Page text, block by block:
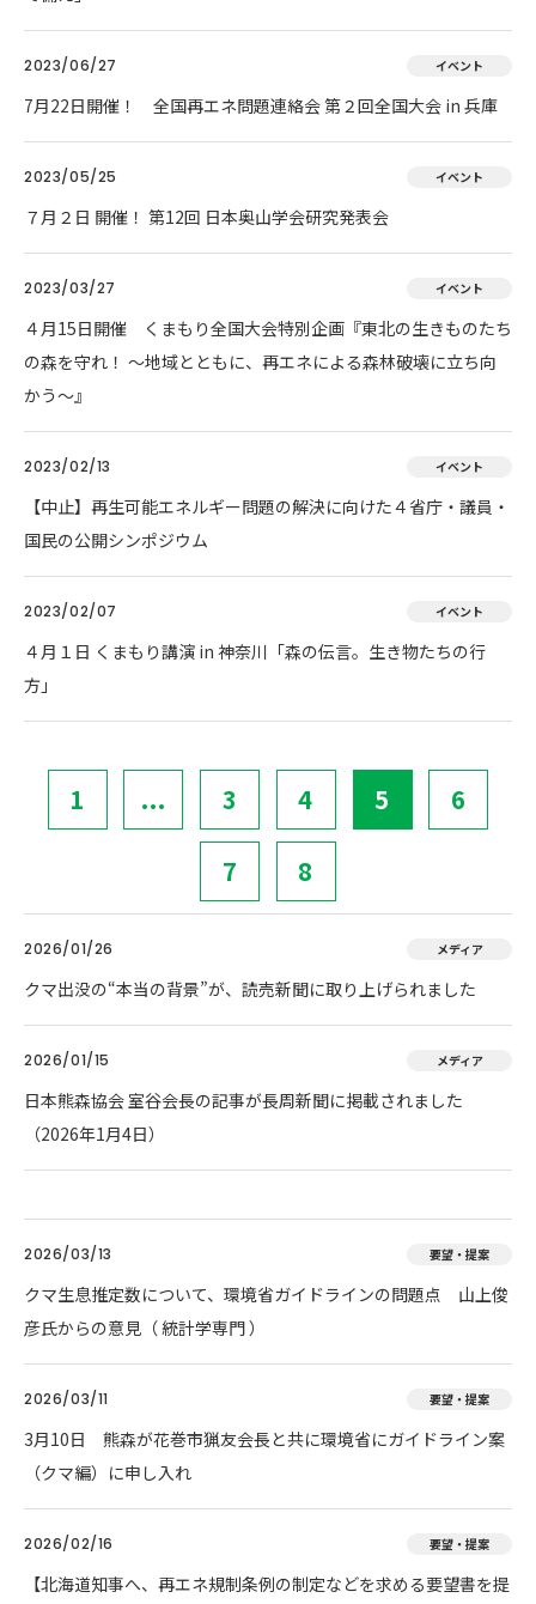
2023/06/27 イベント
7月22日開催！ 全国再エネ問題連絡会 第２回全国大会 in 兵庫
2023/05/25 イベント
７月２日 開催！ 第12回 日本奥山学会研究発表会
2023/03/27 イベント
４月15日開催 くまもり全国大会特別企画『東北の生きものたち
の森を守れ！ 〜地域とともに、再エネによる森林破壊に立ち向
かう〜』
2023/02/13 イベント
【中止】再生可能エネルギー問題の解決に向けた４省庁・議員・
国民の公開シンポジウム
2023/02/07 イベント
４月１日 くまもり講演 in 神奈川「森の伝言。生き物たちの行
方」
1 ... 3 4 5 6
7 8
2026/01/26 メディア
クマ出没の“本当の背景”が、読売新聞に取り上げられました
2026/01/15 メディア
日本熊森協会 室谷会長の記事が長周新聞に掲載されました
（2026年1月4日）
2026/03/13 要望・提案
クマ生息推定数について、環境省ガイドラインの問題点 山上俊
彦氏からの意見（ 統計学専門 ）
2026/03/11 要望・提案
3月10日 熊森が花巻市猟友会長と共に環境省にガイドライン案
（クマ編）に申し入れ
2026/02/16 要望・提案
【北海道知事へ、再エネ規制条例の制定などを求める要望書を提